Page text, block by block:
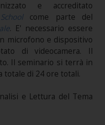
e accreditato
come parte del
. E' necessario essere
microfono e dispositivo
di videocamera. Il
Il seminario si terrà in
totale di 24 ore totali.
e Lettura del Tema